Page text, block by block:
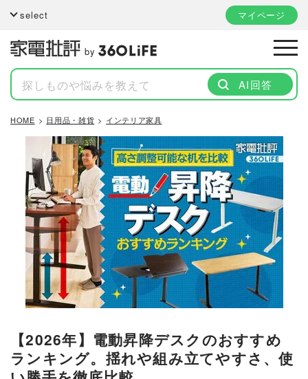
select マイページ
by
AI回答
HOME 日用品・雑貨 インテリア家具
【2026年】電動昇降デスクのおすすめ
ランキング。揺れや組み立てやすさ、使